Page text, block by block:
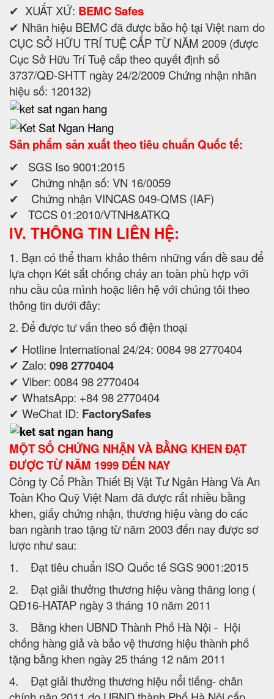
✔ XUẤT XỨ: BEMC Safes
✔ Nhãn hiệu BEMC đã được bảo hộ tại Việt nam do
CỤC SỞ HỮU TRÍ TUỆ CẤP TỪ NĂM 2009 (được
Cục Sở Hữu Trí Tuệ cấp theo quyết định số
3737/QĐ-SHTT ngày 24/2/2009 Chứng nhận nhãn
hiệu số: 120132)
Sản phẩm sản xuất theo tiêu chuẩn Quốc tế:
✔ SGS Iso 9001:2015
✔ Chứng nhận số: VN 16/0059
✔ Chứng nhận VINCAS 049-QMS (IAF)
✔ TCCS 01:2010/VTNH&ATKQ
IV. THÔNG TIN LIÊN HỆ:
1. Bạn có thể tham khảo thêm những vấn đề sau để
lựa chọn Két sắt chống cháy an toàn phù hợp với
nhu cầu của mình hoặc liên hệ với chúng tôi theo
thông tin dưới đây:
2. Để được tư vấn theo số điện thoại
✔ Hotline International 24/24: 0084 98 2770404
✔ Zalo: 098 2770404
✔ Viber: 0084 98 2770404
✔ WhatsApp: +84 98 2770404
✔ WeChat ID: FactorySafes
MỘT SỐ CHỨNG NHẬN VÀ BẰNG KHEN ĐẠT
ĐƯỢC TỪ NĂM 1999 ĐẾN NAY
Công ty Cổ Phần Thiết Bị Vật Tư Ngân Hàng Và An
Toàn Kho Quỹ Việt Nam đã được rất nhiều bằng
khen, giấy chứng nhận, thương hiệu vàng do các
ban ngành trao tặng từ năm 2003 đến nay được sơ
lược như sau:
1. Đạt tiêu chuẩn ISO Quốc tế SGS 9001:2015
2. Đạt giải thưởng thương hiệu vàng thăng long (
QĐ16-HATAP ngày 3 tháng 10 năm 2011
3. Bằng khen UBND Thành Phố Hà Nội - Hội
chống hàng giả và bảo vệ thương hiệu thành phố
tặng bằng khen ngày 25 tháng 12 năm 2011
4. Đạt giải thưởng thương hiệu nổi tiếng- chân